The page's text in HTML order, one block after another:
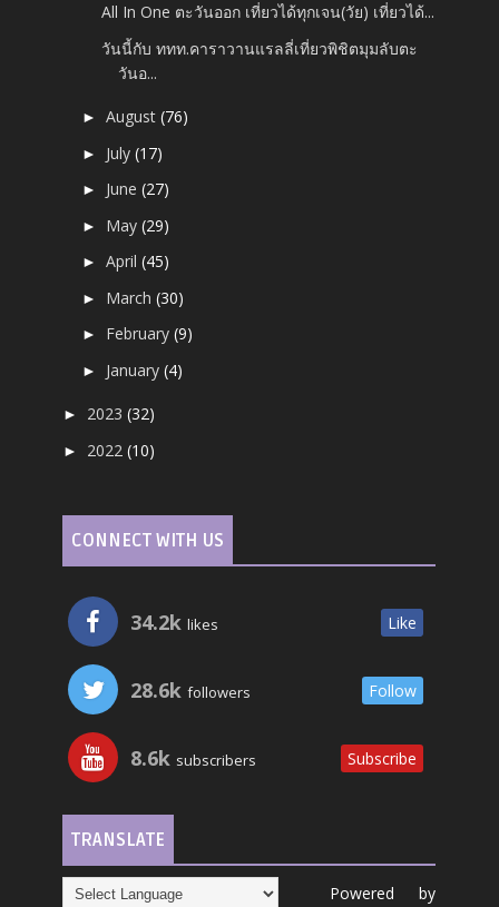
All In One ตะวันออก เที่ยวได้ทุกเจน(วัย) เที่ยวได้...
วันนี้กับ ททท.คาราวานแรลลี่เที่ยวพิชิตมุมลับตะ
วันอ...
►August(76)
► July(17)
► June(27)
► May(29)
►April(45)
► March(30)
► February(9)
► January(4)
► 2023(32)
► 2022(10)
CONNECT WITH US
34.2k likes Like
28.6k followers Follow
8.6k subscribers Subscribe
TRANSLATE
Powered by